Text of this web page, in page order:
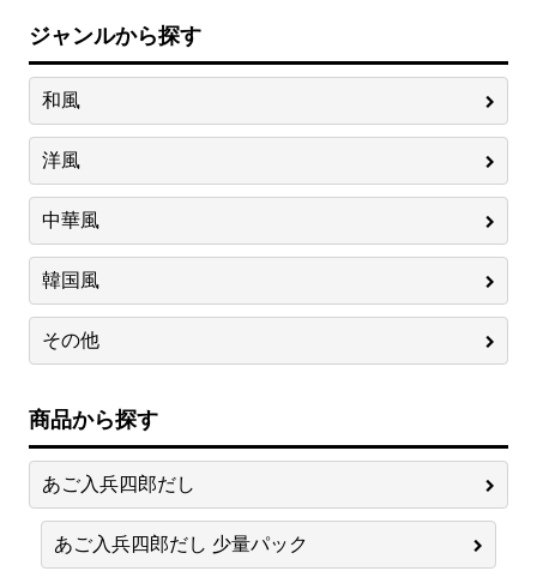
ジャンルから探す
和風
洋風
中華風
韓国風
その他
商品から探す
あご入兵四郎だし
あご入兵四郎だし 少量パック